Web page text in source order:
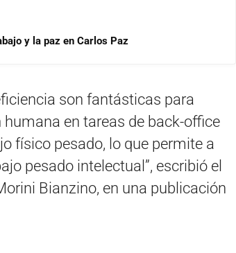
y la paz en Carlos Paz
son fantásticas para
en tareas de back-office
físico pesado, lo que permite a
pesado intelectual”, escribió el
Bianzino, en una publicación